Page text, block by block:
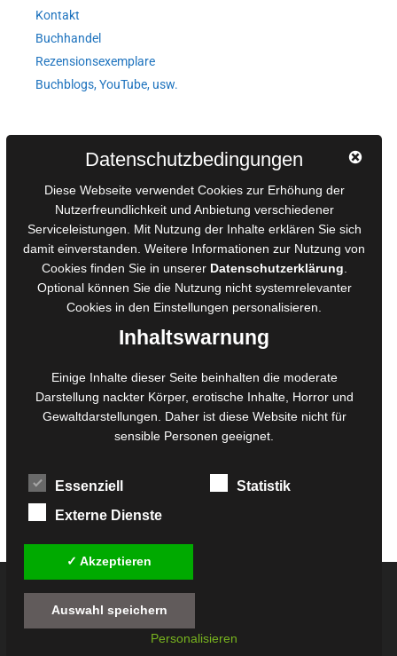
Kontakt
Buchhandel
Rezensionsexemplare
Buchblogs, YouTube, usw.
AGB für Medienprojekte
Online-Artikel
Manuskripte einreichen
Ausschreibungen
Belegexemplare
Eigenbedarfsexemplare
Foto- und Bildbearbeitung
Fotorestauration
Creative Artwork
MPS Fotografie
WordPress Support
Alle Preise inkl. der gesetzlichen MwSt. - Die durchgestrichenen Preise entsprechen
Datenschutzbedingungen
Diese Webseite verwendet Cookies zur Erhöhung der
Nutzerfreundlichkeit und Anbietung verschiedener
Serviceleistungen. Mit Nutzung der Inhalte erklären Sie sich
damit einverstanden. Weitere Informationen zur Nutzung von
Cookies finden Sie in unserer Datenschutzerklärung
Optional können Sie die Nutzung nicht systemrelevanter
Cookies in den Einstellungen personalisieren.
Inhaltswarnung
Einige Inhalte dieser Seite beinhalten die moderate
Darstellung nackter Körper, erotische Inhalte, Horror und
Gewaltdarstellungen. Daher ist diese Website nicht für
sensible Personen geeignet.
Essenziell
Statistik
Externe Dienste
✓ Akzeptieren
Auswahl speichern
Personalisieren